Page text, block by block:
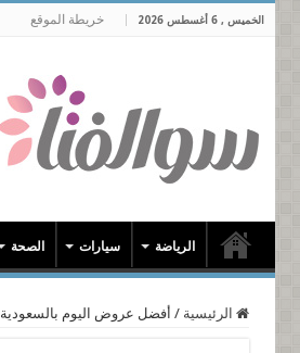
الخميس , 6 أغسطس 2026 خريطة الموقع
الرياضة سيارات الصحة
الرئيسية / أفضل عروض اليوم بالسعودية